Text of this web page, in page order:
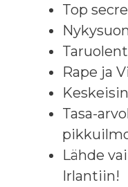
Top
Rape ja
Tasa-
Lähde
Irlantiin!